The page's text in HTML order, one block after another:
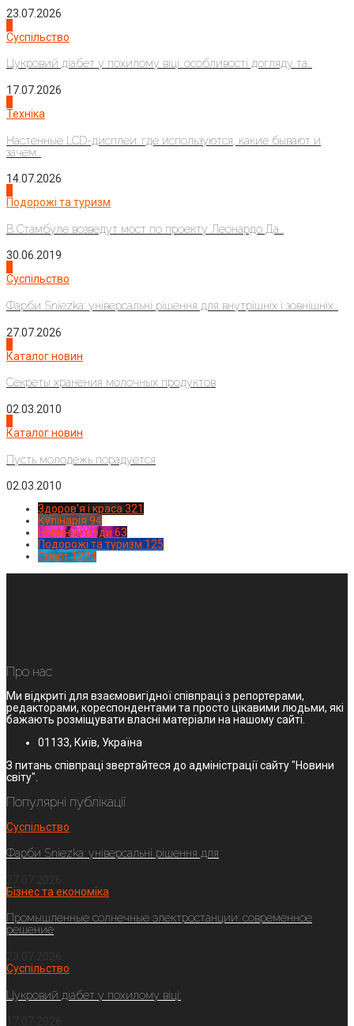
23.07.2026
Суспільство
Цукровий діабет у похилому віці: особливості догляду та...
17.07.2026
Техніка
Настенные LCD-дисплеи: где используются, какие бывают и
зачем...
14.07.2026
Подорожі та туризм
В Стамбуле возведут мост по проекту Леонардо Да...
30.06.2019
Суспільство
Фарби Sniezka: універсальні рішення для внутрішніх і зовнішніх...
27.07.2026
Каталог новин
Секреты хранения молочных продуктов
02.03.2010
Каталог новин
Пусть молодежь порадуется
02.03.2010
Здоров'я і краса 321
Кулінарія 94
Новинки моди 63
Подорожі та туризм 125
Спорт1224
Про нас
Ми відкриті для взаємовигідної співпраці з репортерами,
редакторами, кореспондентами та просто цікавими людьми, які
бажають розміщувати власні матеріали на нашому сайті.
01133, Київ, Україна
З питань співпраці звертайтеся до адміністрації сайту "Новини
світу".
Популярні публікації
Суспільство
Фарби Sniezka: універсальні рішення для
Бізнес та економіка
Промышленные солнечные электростанции: современное
решение
Суспільство
Цукровий діабет у похилому віці: